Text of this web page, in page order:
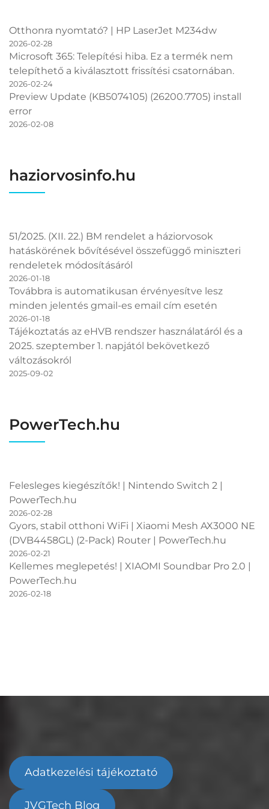
Otthonra nyomtató? | HP LaserJet M234dw
2026-02-28
Microsoft 365: Telepítési hiba. Ez a termék nem
telepíthető a kiválasztott frissítési csatornában.
2026-02-24
Preview Update (KB5074105) (26200.7705) install
error
2026-02-08
haziorvosinfo.hu
51/2025. (XII. 22.) BM rendelet a háziorvosok
hatáskörének bővítésével összefüggő miniszteri
rendeletek módosításáról
2026-01-18
Továbbra is automatikusan érvényesítve lesz
minden jelentés gmail-es email cím esetén
2026-01-18
Tájékoztatás az eHVB rendszer használatáról és a
2025. szeptember 1. napjától bekövetkező
változásokról
2025-09-02
PowerTech.hu
Felesleges kiegészítők! | Nintendo Switch 2 |
PowerTech.hu
2026-02-28
Gyors, stabil otthoni WiFi | Xiaomi Mesh AX3000 NE
(DVB4458GL) (2-Pack) Router | PowerTech.hu
2026-02-21
Kellemes meglepetés! | XIAOMI Soundbar Pro 2.0 |
PowerTech.hu
2026-02-18
Adatkezelési tájékoztató
JVGTech Blog